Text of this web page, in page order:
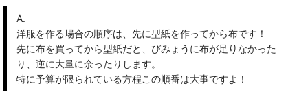
A.
洋服を作る場合の順序は、先に型紙を作ってから布です！
先に布を買ってから型紙だと、びみょうに布が足りなかった
り、逆に大量に余ったりします。
特に予算が限られている方程この順番は大事ですよ！